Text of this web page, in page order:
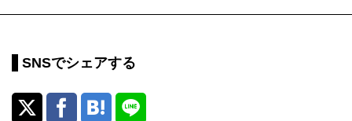
SNSでシェアする